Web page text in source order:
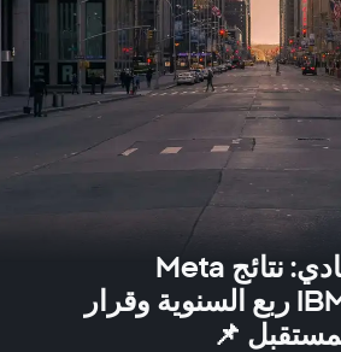
التقويم الاقتصادي: نتائج Meta
Platforms وIBM ربع السنوية وقرار
📌